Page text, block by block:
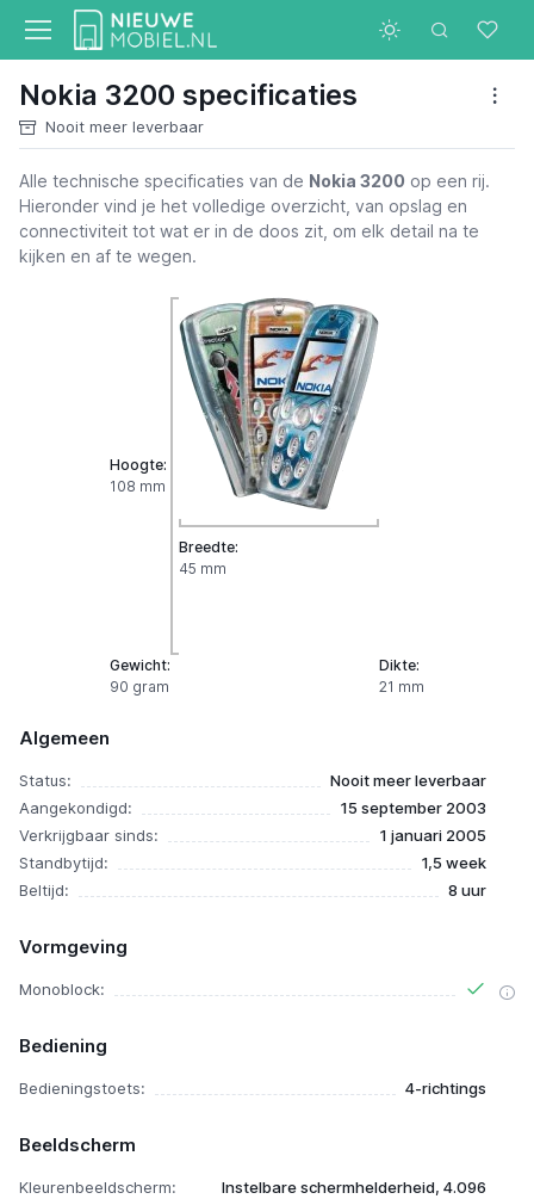
Nokia 3200 specificaties
Nooit meer leverbaar
Alle technische specificaties van de Nokia 3200 op een rij.
Hieronder vind je het volledige overzicht, van opslag en
connectiviteit tot wat er in de doos zit, om elk detail na te
kijken en af te wegen.
Hoogte:
108 mm
Gewicht:
90 gram
Breedte:
45 mm
Dikte:
21 mm
Algemeen
Status:
Nooit meer leverbaar
Aangekondigd:
15 september 2003
Verkrijgbaar sinds:
1 januari 2005
Standbytijd:
1,5 week
Beltijd:
8 uur
Vormgeving
Monoblock:
Bediening
Bedieningstoets: 4-richtings
Beeldscherm
Kleurenbeeldscherm:
Instelbare schermhelderheid, 4.096